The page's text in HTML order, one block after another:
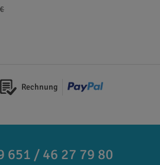
Rechnung
651 / 46 27 79 80